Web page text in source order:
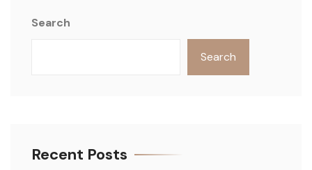
Search
Search
Recent Posts